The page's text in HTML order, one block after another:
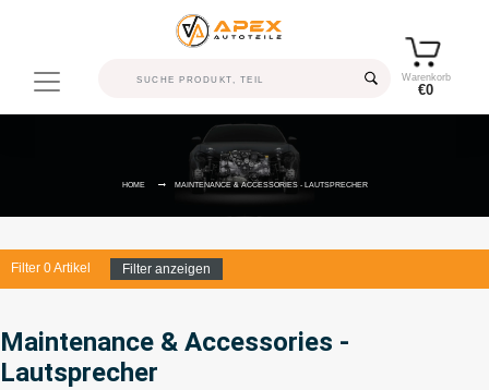
Warenkorb
€0
HOME MAINTENANCE & ACCESSORIES - LAUTSPRECHER
Filter 0Artikel Filter anzeigen
Maintenance & Accessories -
Lautsprecher